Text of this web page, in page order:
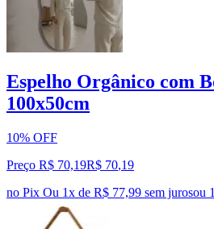
Espelho Orgânico com
100x50cm
10% OFF
Preço R$ 70,19R$ 70,19
no Pix Ou 1x de R$ 77,99 sem jurosou 1